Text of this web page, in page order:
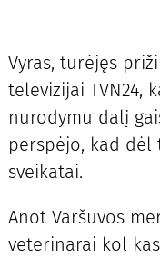
Vyras, turėjęs
televizijai TVN24,
nurodymu dalį
perspėjo, kad
sveikatai.
Anot Varšuvos
veterinarai kol